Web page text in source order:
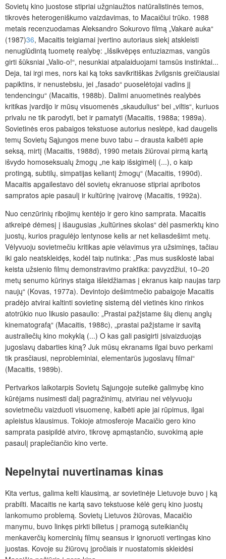
Sovietų kino juostose stipriai užgniaužtos natūralistinės temos,
tikrovės heterogeniškumo vaizdavimas, to Macaičiui trūko. 1988
metais recenzuodamas Aleksandro Sokurovo filmą „Vakarė auka“
(1987)36, Macaitis teigiamai įvertino autoriaus siekį atskleisti
nenuglūdintą tuometę realybę: „Išsikvėpęs entuziazmas, vangūs
girti šūksniai „Valio-o!“, nesunkiai atpalaiduojami tamsūs instinktai...
Deja, tai irgi mes, nors kai ką toks savikritiškas žvilgsnis greičiausiai
papiktins, ir nenustebsiu, jei „fasado“ puoselėtojai vadins jį
tendencingu“ (Macaitis, 1988b). Dalimi anuometinės realybės
kritikas įvardijo ir mūsų visuomenės „skaudulius“ bei „viltis“, kuriuos
privalu ne tik parodyti, bet ir pamatyti (Macaitis, 1988a; 1989a).
Sovietinės eros pabaigos tekstuose autorius neslėpė, kad daugelis
temų Sovietų Sąjungos mene buvo tabu – drausta kalbėti apie
seksą, mirtį (Macaitis, 1988d), 1990 metais žiūrovai pirmą kartą
išvydo homoseksualų žmogų „ne kaip išsigimėlį (...), o kaip
protingą, subtilų, simpatijas keliantį žmogų“ (Macaitis, 1990d).
Macaitis apgailestavo dėl sovietų ekranuose stipriai apribotos
sampratos apie pasaulį ir kultūrinę įvairovę (Macaitis, 1992a).
Nuo cenzūrinių ribojimų kentėjo ir gero kino samprata. Macaitis
atkreipė dėmesį į išaugusias „kultūrines skolas“ dėl pasmerktų kino
juostų, kurios pragulėjo lentynose kelis ar net keliasdešimt metų.
Vėlyvuoju sovietmečiu kritikas apie vėlavimus yra užsiminęs, tačiau
iki galo neatskleidęs, kodėl taip nutinka: „Pas mus susiklostė labai
keista užsienio filmų demonstravimo praktika: pavyzdžiui, 10–20
metų senumo kūrinys staiga išleidžiamas į ekranus kaip naujas tarp
naujų“ (Kovas, 1977a). Devintojo dešimtmečio pabaigoje Macaitis
pradėjo atvirai kaltinti sovietinę sistemą dėl vietinės kino rinkos
atotrūkio nuo likusio pasaulio: „Prastai pažįstame šių dienų anglų
kinematografą“ (Macaitis, 1988c), „prastai pažįstame ir savitą
australiečių kino mokyklą (...) O kas gali pasigirti įsivaizduojąs
jugoslavų dabarties kiną? Juk mūsų ekranams ilgai buvo perkami
tik prasčiausi, neprobleminiai, elementarūs jugoslavų filmai“
(Macaitis, 1989b).
Pertvarkos laikotarpis Sovietų Sąjungoje suteikė galimybę kino
kūrėjams nusimesti dalį pagražinimų, atviriau nei vėlyvuoju
sovietmečiu vaizduoti visuomenę, kalbėti apie jai rūpimus, ilgai
apleistus klausimus. Tokioje atmosferoje Macaičio gero kino
samprata pasipildė atviro, tikrovę apmąstančio, suvokimą apie
pasaulį praplečiančio kino verte.
Nepelnytai nuvertinamas kinas
Kita vertus, galima kelti klausimą, ar sovietinėje Lietuvoje buvo į ką
prabilti. Macaitis ne kartą savo tekstuose kėlė gerų kino juostų
lankomumo problemą. Sovietų Lietuvos žiūrovas, Macaičio
manymu, buvo linkęs pirkti bilietus į pramogą suteikiančių
menkaverčių komercinių filmų seansus ir ignoruoti vertingas kino
juostas. Kovoje su žiūrovų įpročiais ir nuostatomis skleidėsi